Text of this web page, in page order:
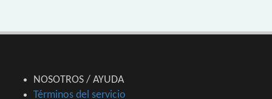
NOSOTROS / AYUDA
Términos del servicio